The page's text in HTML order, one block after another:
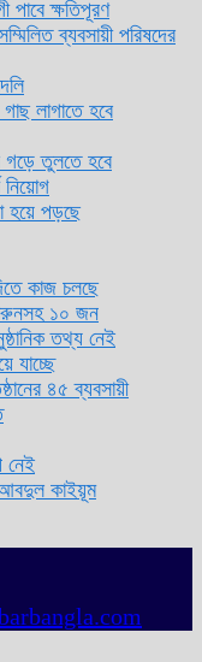
পাবে ক্ষতিপূরণ
ব্যবসায়ী পরিষদের
গাছ লাগাতে হবে
গড়ে তুলতে হবে
নিয়োগ
হয়ে পড়ছে
কাজ চলছে
হারুনসহ ১০ জন
তথ্য নেই
যাচ্ছে
৪৫ ব্যবসায়ী
নেই
আবদুল কাইয়ূম